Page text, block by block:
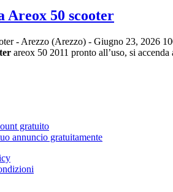
Areox 50 scooter
- Arezzo (Arezzo) - Giugno 23, 2026
areox 50 2011 pronto all’uso, si
gratuito
annuncio gratuitamente